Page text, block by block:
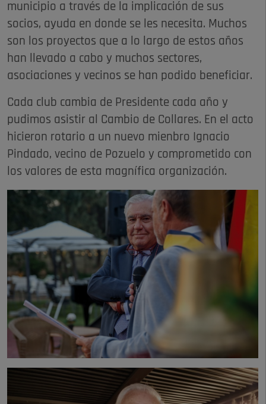
municipio a través de la implicación de sus
socios, ayuda en donde se les necesita. Muchos
son los proyectos que a lo largo de estos años
han llevado a cabo y muchos sectores,
asociaciones y vecinos se han podido beneficiar.
Cada club cambia de Presidente cada año y
pudimos asistir al Cambio de Collares. En el acto
hicieron rotario a un nuevo mienbro Ignacio
Pindado, vecino de Pozuelo y comprometido con
los valores de esta magnífica organización.